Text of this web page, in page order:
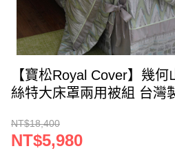
【寶松Royal Cover】幾
絲特大床罩兩用被組 台灣
NT$18,400
NT$5,980